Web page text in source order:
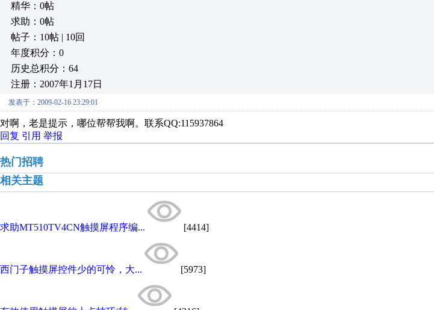
精华：0帖
求助：0帖
帖子：10帖 | 10回
年度积分：0
历史总积分：64
注册：2007年1月17日
发表于：2009-02-16 23:29:01
对啊，老是提示，哪位帮帮我啊。联系QQ:115937864
回复 引用 举报
热门招聘
相关主题
求助MT510TV4CN触摸屏程序编... [4414]
西门子触摸屏控件少的可怜，大... [5973]